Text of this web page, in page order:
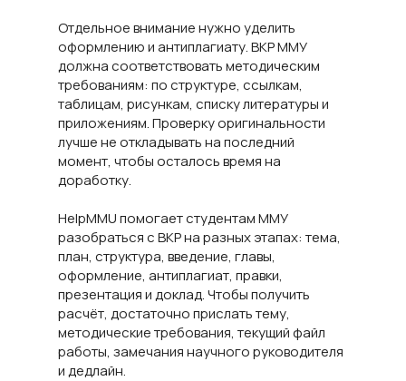
Отдельное внимание нужно уделить
оформлению и антиплагиату. ВКР ММУ
должна соответствовать методическим
требованиям: по структуре, ссылкам,
таблицам, рисункам, списку литературы и
приложениям. Проверку оригинальности
лучше не откладывать на последний
момент, чтобы осталось время на
доработку.
HelpMMU помогает студентам ММУ
разобраться с ВКР на разных этапах: тема,
план, структура, введение, главы,
оформление, антиплагиат, правки,
презентация и доклад. Чтобы получить
расчёт, достаточно прислать тему,
методические требования, текущий файл
работы, замечания научного руководителя
и дедлайн.